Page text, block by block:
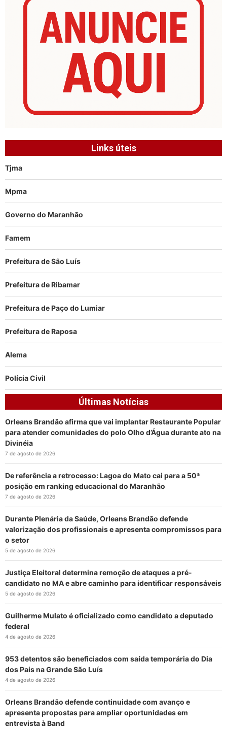
Links úteis
Tjma
Mpma
Governo do Maranhão
Famem
Prefeitura de São Luís
Prefeitura de Ribamar
Prefeitura de Paço do Lumiar
Prefeitura de Raposa
Alema
Polícia Civil
Últimas Notícias
Orleans Brandão afirma que vai implantar Restaurante Popular
para atender comunidades do polo Olho d’Água durante ato na
Divinéia
7 de agosto de 2026
De referência a retrocesso: Lagoa do Mato cai para a 50ª
posição em ranking educacional do Maranhão
7 de agosto de 2026
Durante Plenária da Saúde, Orleans Brandão defende
valorização dos profissionais e apresenta compromissos para
o setor
5 de agosto de 2026
Justiça Eleitoral determina remoção de ataques a pré-
candidato no MA e abre caminho para identificar responsáveis
5 de agosto de 2026
Guilherme Mulato é oficializado como candidato a deputado
federal
4 de agosto de 2026
953 detentos são beneficiados com saída temporária do Dia
dos Pais na Grande São Luís
4 de agosto de 2026
Orleans Brandão defende continuidade com avanço e
apresenta propostas para ampliar oportunidades em
entrevista à Band